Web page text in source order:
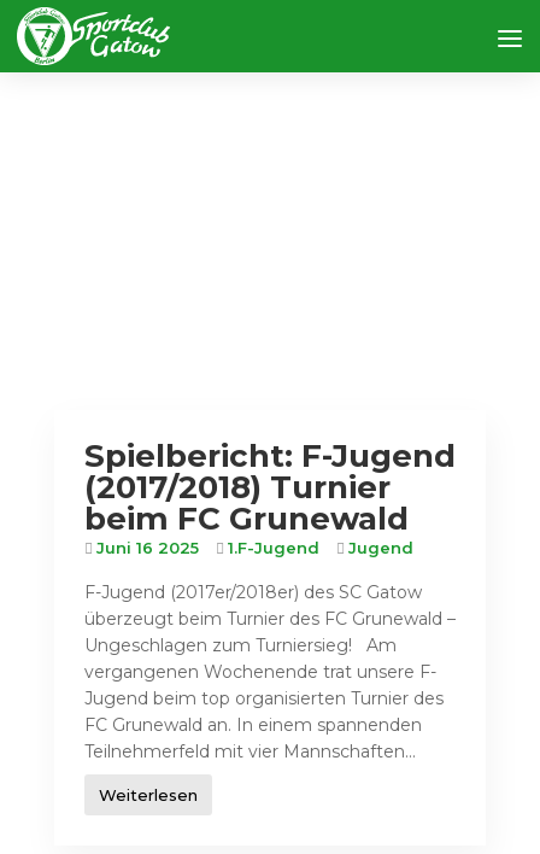
Spielbericht: F-Jugend
(2017/2018) Turnier
beim FC Grunewald
Juni 16 2025 1.F-Jugend Jugend
F-Jugend (2017er/2018er) des SC Gatow
überzeugt beim Turnier des FC Grunewald –
Ungeschlagen zum Turniersieg! Am
vergangenen Wochenende trat unsere F-
Jugend beim top organisierten Turnier des
FC Grunewald an. In einem spannenden
Teilnehmerfeld mit vier Mannschaften...
Weiterlesen